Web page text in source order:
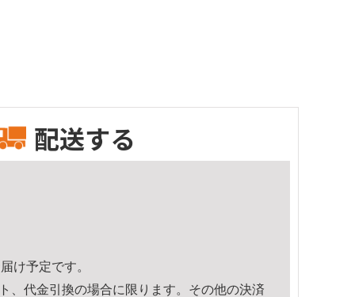
配送する
け予定です。
、代金引換の場合に限ります。その他の決済